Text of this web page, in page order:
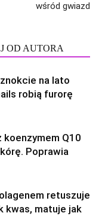
wśród gwiazd
OD AUTORA
na lato
robią furorę
koenzymem Q10
Poprawia
retuszuje
kwas, matuje jak